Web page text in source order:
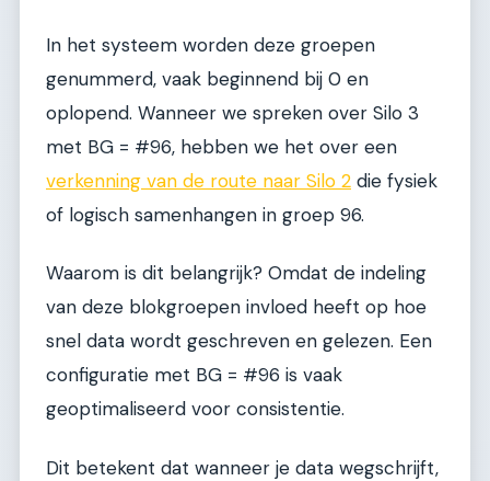
In het systeem worden deze groepen
genummerd, vaak beginnend bij 0 en
oplopend. Wanneer we spreken over Silo 3
met BG = #96, hebben we het over een
verkenning van de route naar Silo 2 die fysiek
of logisch samenhangen in groep 96.
Waarom is dit belangrijk? Omdat de indeling
van deze blokgroepen invloed heeft op hoe
snel data wordt geschreven en gelezen. Een
configuratie met BG = #96 is vaak
geoptimaliseerd voor consistentie.
Dit betekent dat wanneer je data wegschrijft,